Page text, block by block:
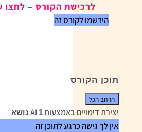
לרכישת הקורס – לחצו
הירשמו לקורס זה
תוכן הקורס
הרחב הכל
שיעורים
יצירת דימויים באמצעות AI1 נושא
אין לך גישה כרגע לתוכן זה